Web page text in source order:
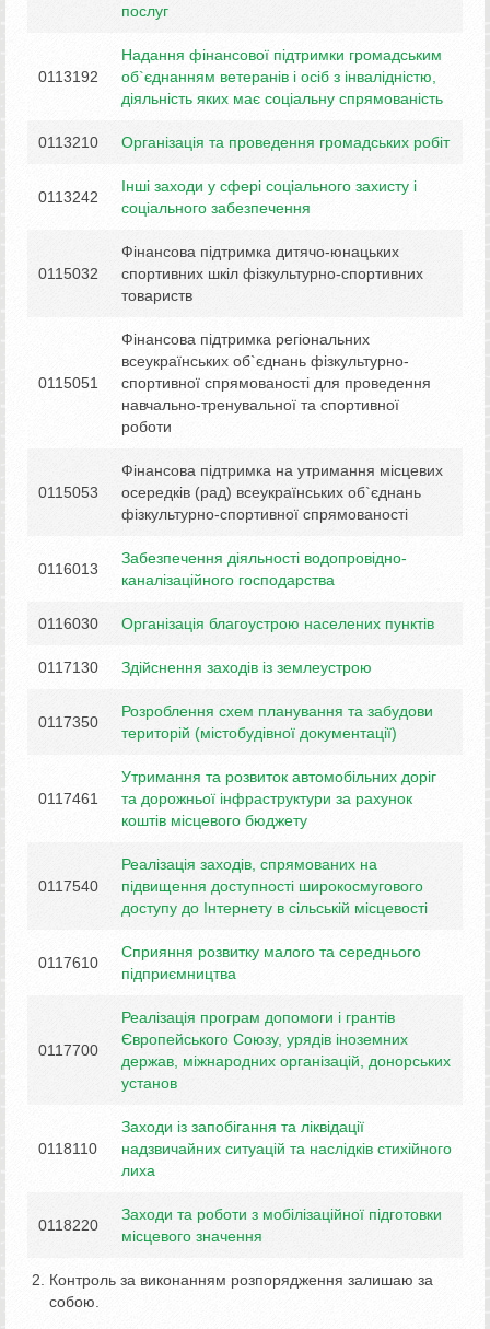
послуг
0113192
Надання фінансової підтримки громадським
об`єднанням ветеранів і осіб з інвалідністю,
діяльність яких має соціальну спрямованість
0113210 Організація та проведення громадських робіт
0113242
Інші заходи у сфері соціального захисту і
соціального забезпечення
0115032
Фінансова підтримка дитячо-юнацьких
спортивних шкіл фізкультурно-спортивних
товариств
0115051
Фінансова підтримка регіональних
всеукраїнських об`єднань фізкультурно-
спортивної спрямованості для проведення
навчально-тренувальної та спортивної
роботи
0115053
Фінансова підтримка на утримання місцевих
осередків (рад) всеукраїнських об`єднань
фізкультурно-спортивної спрямованості
0116013
Забезпечення діяльності водопровідно-
каналізаційного господарства
0116030 Організація благоустрою населених пунктів
0117130 Здійснення заходів із землеустрою
0117350
Розроблення схем планування та забудови
територій (містобудівної документації)
0117461
Утримання та розвиток автомобільних доріг
та дорожньої інфраструктури за рахунок
коштів місцевого бюджету
0117540
Реалізація заходів, спрямованих на
підвищення доступності широкосмугового
доступу до Інтернету в сільській місцевості
0117610
Сприяння розвитку малого та середнього
підприємництва
0117700
Реалізація програм допомоги і грантів
Європейського Союзу, урядів іноземних
держав, міжнародних організацій, донорських
установ
0118110
Заходи із запобігання та ліквідації
надзвичайних ситуацій та наслідків стихійного
лиха
0118220
Заходи та роботи з мобілізаційної підготовки
місцевого значення
Контроль за виконанням розпорядження залишаю за
собою.